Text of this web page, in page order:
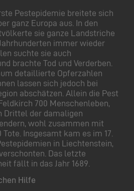
Pestepidemie breitete sich
ganz Europa aus. In den
sie ganze Landstriche
immer wieder
suchte sie auch
brachte Tod und Verderben.
detaillierte Opferzahlen
lassen sich jedoch bei
abschätzen. Allein die Pest
700 Menschenleben,
Drittel der damaligen
wohl zusammen mit
Insgesamt kam es im 17.
in Liechtenstein,
Das letzte
fällt in das Jahr 1689.
Hilfe